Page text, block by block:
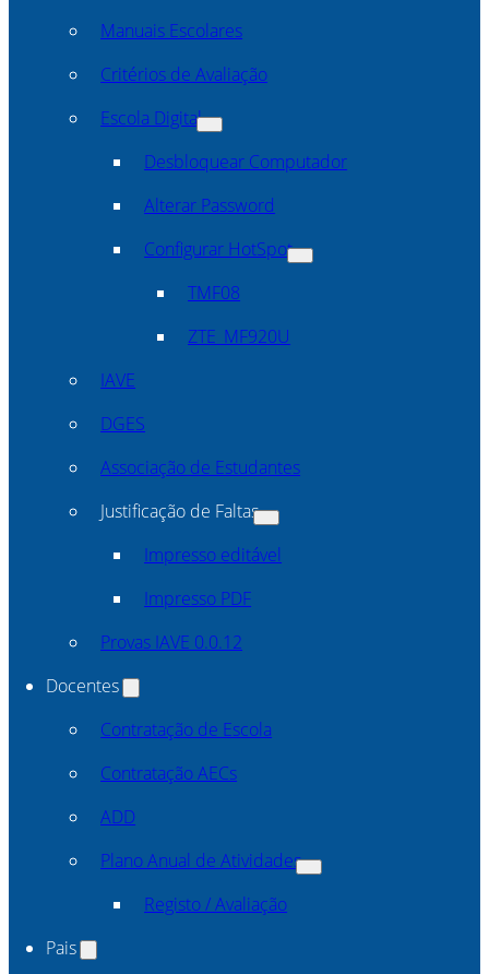
Manuais Escolares
Critérios de Avaliação
Escola Digital
Desbloquear Computador
Alterar Password
Configurar HotSpot
TMF08
ZTE_MF920U
IAVE
DGES
Associação de Estudantes
Justificação de Faltas
Impresso editável
Impresso PDF
Provas IAVE 0.0.12
Docentes
Contratação de Escola
Contratação AECs
ADD
Plano Anual de Atividades
Registo / Avaliação
Pais